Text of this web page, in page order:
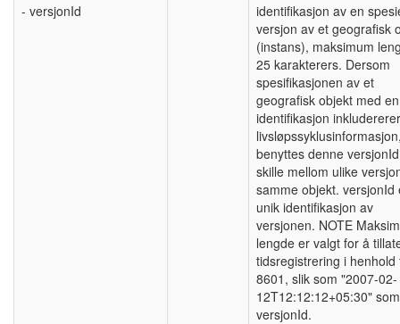
- versjonId
identifikasjon av en
versjon av et geografisk
(instans), maksimum
25 karakterers. Dersom
spesifikasjonen av et
geografisk objekt med en
identifikasjon inkludererer
benyttes denne
skille mellom ulike
samme objekt. versjonId
unik identifikasjon av
versjonen. NOTE
lengde er valgt for å
tidsregistrering i henhold
8601, slik som "2007-02-
12T12:12:12+05:30" som
versjonId.